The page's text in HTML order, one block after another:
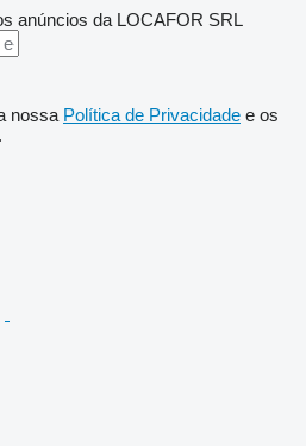
anúncios da LOCAFOR SRL
nossa Política de Privacidade e os
.